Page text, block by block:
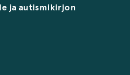
ja autismikirjon